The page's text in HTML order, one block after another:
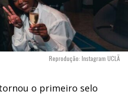
Reprodução: Instagram UCLÃ
o primeiro selo